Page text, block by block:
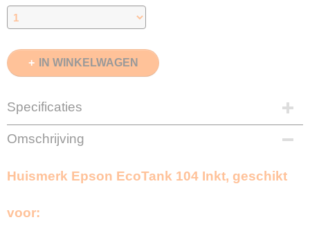
IN WINKELWAGEN
Specificaties
EAN code
8720153538886
70ml
Omschrijving
Huismerk Epson EcoTank 104 Inkt, geschikt
voor: